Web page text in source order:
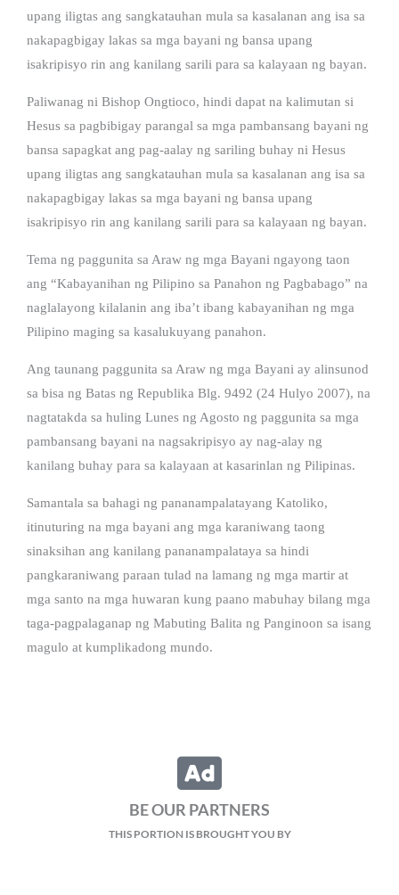
upang iligtas ang sangkatauhan mula sa kasalanan ang isa sa
nakapagbigay lakas sa mga bayani ng bansa upang
isakripisyo rin ang kanilang sarili para sa kalayaan ng bayan.
Paliwanag ni Bishop Ongtioco, hindi dapat na kalimutan si
Hesus sa pagbibigay parangal sa mga pambansang bayani ng
bansa sapagkat ang pag-aalay ng sariling buhay ni Hesus
upang iligtas ang sangkatauhan mula sa kasalanan ang isa sa
nakapagbigay lakas sa mga bayani ng bansa upang
isakripisyo rin ang kanilang sarili para sa kalayaan ng bayan.
Tema ng paggunita sa Araw ng mga Bayani ngayong taon
ang “Kabayanihan ng Pilipino sa Panahon ng Pagbabago” na
naglalayong kilalanin ang iba’t ibang kabayanihan ng mga
Pilipino maging sa kasalukuyang panahon.
Ang taunang paggunita sa Araw ng mga Bayani ay alinsunod
sa bisa ng Batas ng Republika Blg. 9492 (24 Hulyo 2007), na
nagtatakda sa huling Lunes ng Agosto ng paggunita sa mga
pambansang bayani na nagsakripisyo ay nag-alay ng
kanilang buhay para sa kalayaan at kasarinlan ng Pilipinas.
Samantala sa bahagi ng pananampalatayang Katoliko,
itinuturing na mga bayani ang mga karaniwang taong
sinaksihan ang kanilang pananampalataya sa hindi
pangkaraniwang paraan tulad na lamang ng mga martir at
mga santo na mga huwaran kung paano mabuhay bilang mga
taga-pagpalaganap ng Mabuting Balita ng Panginoon sa isang
magulo at kumplikadong mundo.
BE OUR PARTNERS
THIS PORTION IS BROUGHT YOU BY